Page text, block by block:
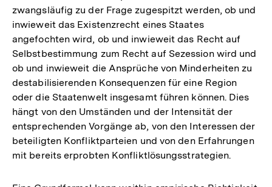
zwangsläufig zu der Frage zugespitzt werden, ob und
inwieweit das Existenzrecht eines Staates
angefochten wird, ob und inwieweit das Recht auf
Selbstbestimmung zum Recht auf Sezession wird und
ob und inwieweit die Ansprüche von Minderheiten zu
destabilisierenden Konsequenzen für eine Region
oder die Staatenwelt insgesamt führen können. Dies
hängt von den Umständen und der Intensität der
entsprechenden Vorgänge ab, von den Interessen der
beteiligten Konfliktparteien und von den Erfahrungen
mit bereits erprobten Konfliktlösungsstrategien.